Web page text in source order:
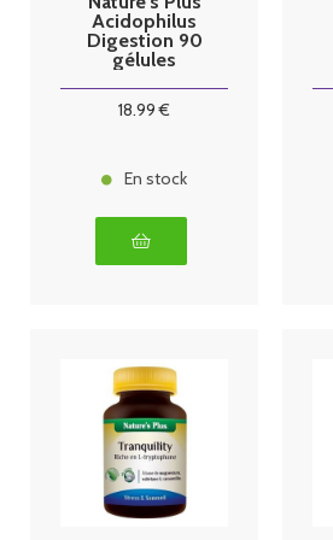
Acidophilus
Digestion 90
gélules
18.99 €
En stock